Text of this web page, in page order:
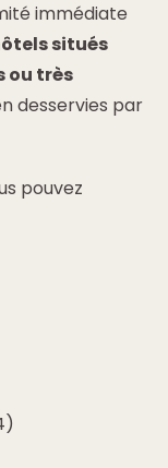
immédiate
situés
ou très
desservies par
pouvez